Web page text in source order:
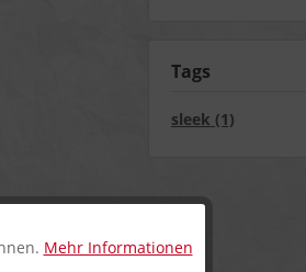
Tags
sleek (1)
Aktiv
Mehr Informationen